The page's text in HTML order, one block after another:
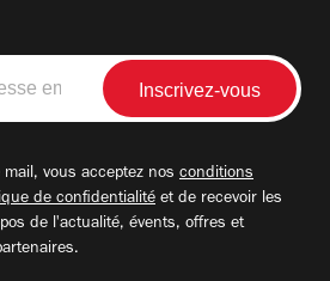
vous acceptez nos conditions
de confidentialité et de recevoir les
de l'actualité, évents, offres et